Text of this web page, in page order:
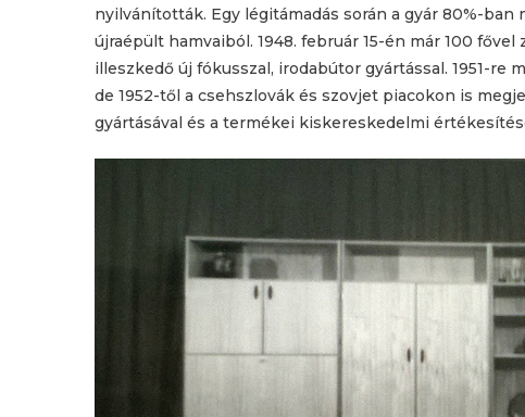
nyilvánították. Egy légitámadás során a gyár 80%-
újraépült hamvaiból. 1948. február 15-én már 100
illeszkedő új fókusszal, irodabútor gyártással. 1951-
de 1952-től a csehszlovák és szovjet piacokon is
gyártásával és a termékei kiskereskedelmi